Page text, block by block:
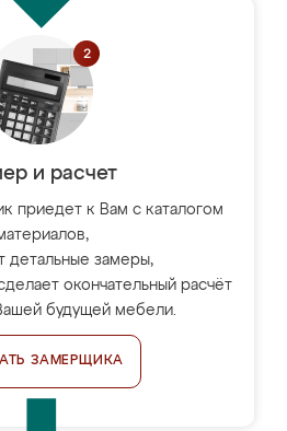
и расчет
приедет к Вам с каталогом
детальные замеры,
окончательный расчёт
будущей мебели.
ЗАМЕРЩИКА